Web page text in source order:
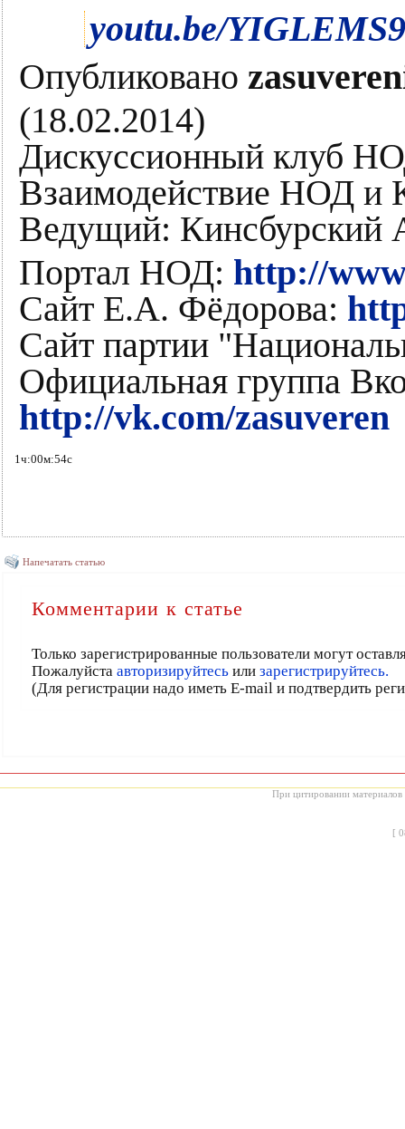
youtu.be/
Опубликовано
(18.02.2014)
Дискуссионный клуб
Взаимодействие НОД и
Ведущий: Кинсбурский
Портал НОД: http://
Сайт Е.А. Фёдорова:
Сайт партии
Официальная группа
http://vk.com/zasuveren
1ч:00м:54с
Напечатать статью
Комментарии к статье
Только зарегистрированные пользователи могут
Пожалуйста авторизируйтесьили зарегистрируйтесь.
(Для регистрации надо иметь E-mail и подтвердить
При цитировании материалов
[